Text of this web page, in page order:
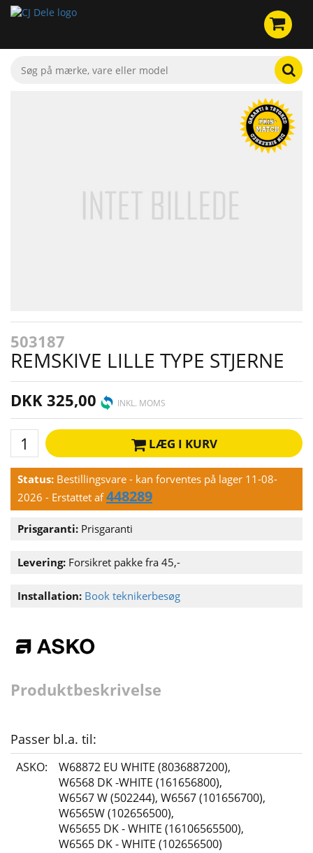
503187
REMSKIVE LILLE TYPE STJERNE
DKK 325,00 INKL. MOMS
LÆG I KURV
Status: Bestillingsvare - kan forventes på lager 11-08-
2026 - Erstattet af448289
Prisgaranti: Prisgaranti
Levering: Forsikret pakke fra 45,-
Installation: Book teknikerbesøg
Produktbeskrivelse
Passer bl.a. til:
ASKO: W68872 EU WHITE (8036887200),
W6568 DK -WHITE (161656800),
W6567 W (502244), W6567 (101656700),
W6565W (102656500),
W65655 DK - WHITE (16106565500),
W6565 DK - WHITE (102656500)